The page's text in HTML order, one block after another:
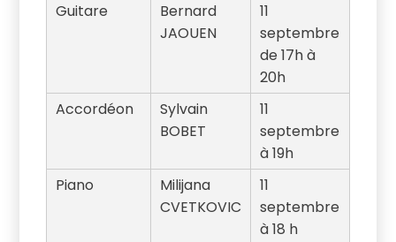
Guitare
Bernard
JAOUEN
11
septembre
de 17h à
20h
Accordéon
Sylvain
BOBET
11
septembre
à 19h
Piano
Milijana
CVETKOVIC
11
septembre
à 18 h